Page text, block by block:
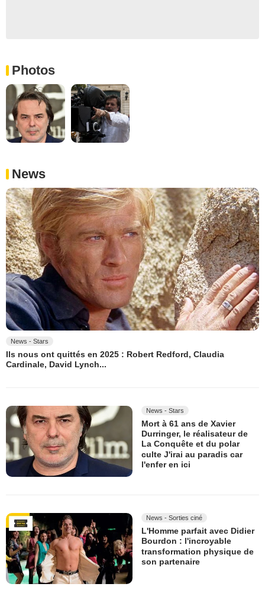
Photos
News
News - Stars
Ils nous ont quittés en 2025 : Robert Redford, Claudia
Cardinale, David Lynch...
News - Stars
Mort à 61 ans de Xavier
Durringer, le réalisateur de
La Conquête et du polar
culte J'irai au paradis car
l'enfer en ici
News - Sorties ciné
L'Homme parfait avec Didier
Bourdon : l'incroyable
transformation physique de
son partenaire